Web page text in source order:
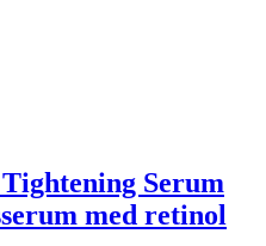
Serum
med retinol